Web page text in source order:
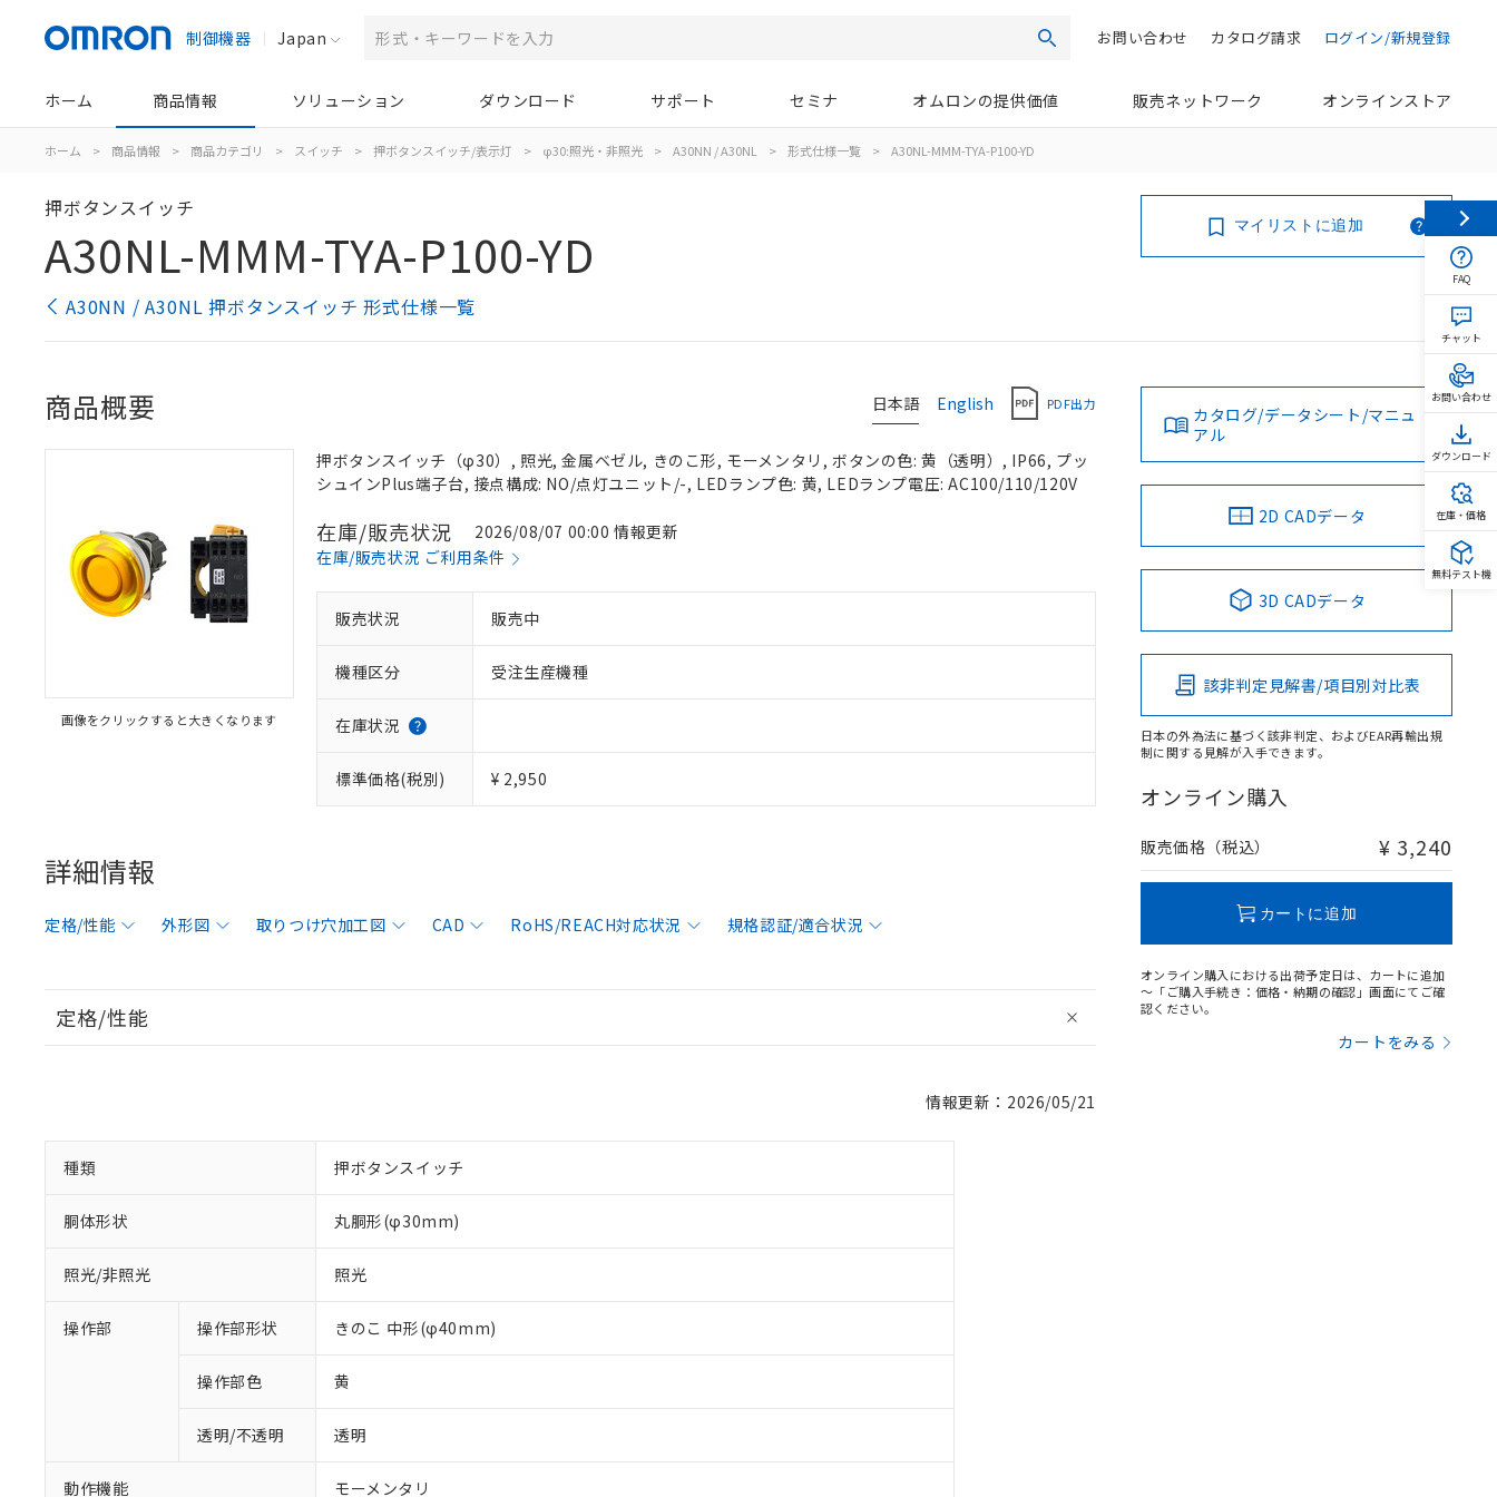
制御機器 Japan 検索 ログイン/新規登録
カタログ請求
お問い合わせ
ホーム 商品情報 ソリューション ダウンロード サポート セミナ オムロンの提供価値 販売ネットワーク オンラインストア
ホーム > 商品情報 > 商品カテゴリ > スイッチ > 押ボタンスイッチ/表示灯 > φ30:照光・非照光 > A30NN / A30NL > 形式仕様一覧 > A30NL-MMM-TYA-P100-YD
押ボタンスイッチ
A30NL-MMM-TYA-P100-YD
A30NN / A30NL 押ボタンスイッチ 形式仕様一覧
マイリストに追加
日本語 English PDF出力
商品概要
画像をクリックすると大きくなります
押ボタンスイッチ（φ30）, 照光, 金属ベゼル, きのこ形, モーメンタリ, ボタンの色: 黄（透明）, IP66, プッ
シュインPlus端子台, 接点構成: NO/点灯ユニット/-, LEDランプ色: 黄, LEDランプ電圧: AC100/110/120V
在庫/販売状況
2026/08/07 00:00 情報更新
在庫/販売状況 ご利用条件
販売状況 販売中
機種区分 受注生産機種
在庫状況
標準価格(税別) ¥ 2,950
詳細情報
定格/性能 外形図 取りつけ穴加工図 CAD RoHS/REACH対応状況 規格認証/適合状況
定格/性能
情報更新：2026/05/21
種類 押ボタンスイッチ
胴体形状 丸胴形(φ30mm)
照光/非照光 照光
操作部 操作部形状 きのこ 中形(φ40mm)
操作部色 黄
透明/不透明 透明
動作機能 モーメンタリ
カタログ/データシート/マニュ
アル
2D CADデータ
3D CADデータ
該非判定見解書/項目別対比表
日本の外為法に基づく該非判定、およびEAR再輸出規
制に関する見解が入手できます。
オンライン購入
販売価格（税込） ¥ 3,240
カートに追加
オンライン購入における出荷予定日は、カートに追加
～「ご購入手続き：価格・納期の確認」画面にてご確
認ください。
カートをみる
FAQ
チャット
お問い合わせ
ダウンロード
在庫・価格
無料テスト機